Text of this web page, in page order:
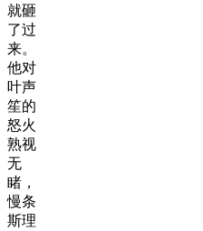
就砸
了过
来。
他对
叶声
笙的
怒火
熟视
无
睹，
慢条
斯理